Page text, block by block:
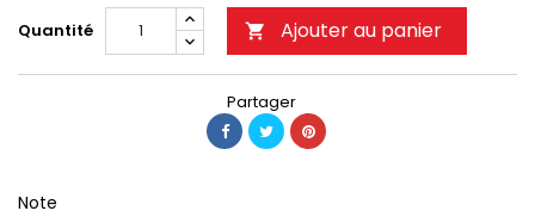
Quantité  Ajouter au panier
Partager
Note